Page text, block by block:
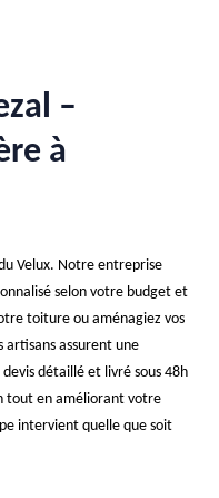
–
à
Velux. Notre entreprise
selon votre budget et
toiture ou aménagiez vos
artisans assurent une
détaillé et livré sous 48h
tout en améliorant votre
intervient quelle que soit